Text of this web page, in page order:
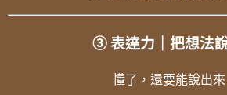
③ 表達力｜把想法
懂了，還要能說出來